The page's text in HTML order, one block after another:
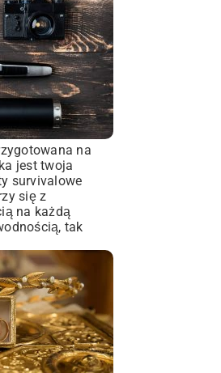
na
jest twoja
survivalowe
się z
na każdą
tak